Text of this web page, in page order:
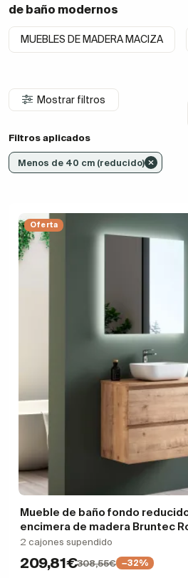
de baño modernos
MUEBLES DE MADERA MACIZA
Mostrar filtros
Filtros aplicados
Menos de 40 cm (reducido)
Oferta
Mueble de baño fondo
encimera de madera Bruntec
2 cajones supendido
209,81€308,55€ −32%